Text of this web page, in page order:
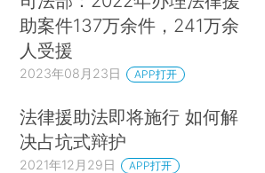
助案件137万余件，241万余
人受援
2023年08月23日 APP打开
法律援助法即将施行 如何解
决占坑式辩护
2021年12月29日 APP打开